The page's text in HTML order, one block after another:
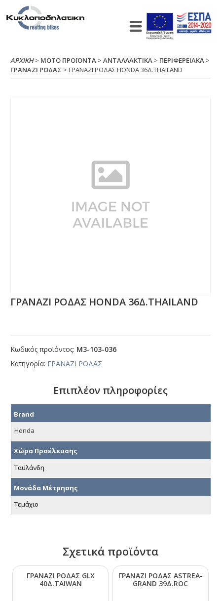
ΑΡΧΙΚΉ> ΜΟΤΟ ΠΡΟΪΟΝΤΑ >ΑΝΤΑΛΛΑΚΤΙΚΑ > ΠΕΡΙΦΕΡΕΙΑΚΑ >
ΓΡΑΝΑΖΙ ΡΟΔΑΣ > ΓΡΑΝΑΖΙ ΡΟΔΑΣ ΗΟΝDΑ 36Δ.ΤΗΑΙLΑΝD
ΓΡΑΝΑΖΙ ΡΟΔΑΣ ΗΟΝDΑ 36Δ.ΤΗΑΙLΑΝD
Κωδικός προϊόντος: Μ3-103-036
Κατηγορία: ΓΡΑΝΑΖΙ ΡΟΔΑΣ
Επιπλέον πληροφορίες
Brand
Honda
Χώρα Προέλευσης
Ταϋλάνδη
Μονάδα Μέτρησης
Τεμάχιο
Σχετικά προϊόντα
ΓΡΑΝΑΖΙ ΡΟΔΑΣ GLΧ
40Δ.ΤΑΙWΑΝ
ΓΡΑΝΑΖΙ ΡΟΔΑΣ ΑSΤRΕΑ-
GRΑΝD 39Δ.RΟC